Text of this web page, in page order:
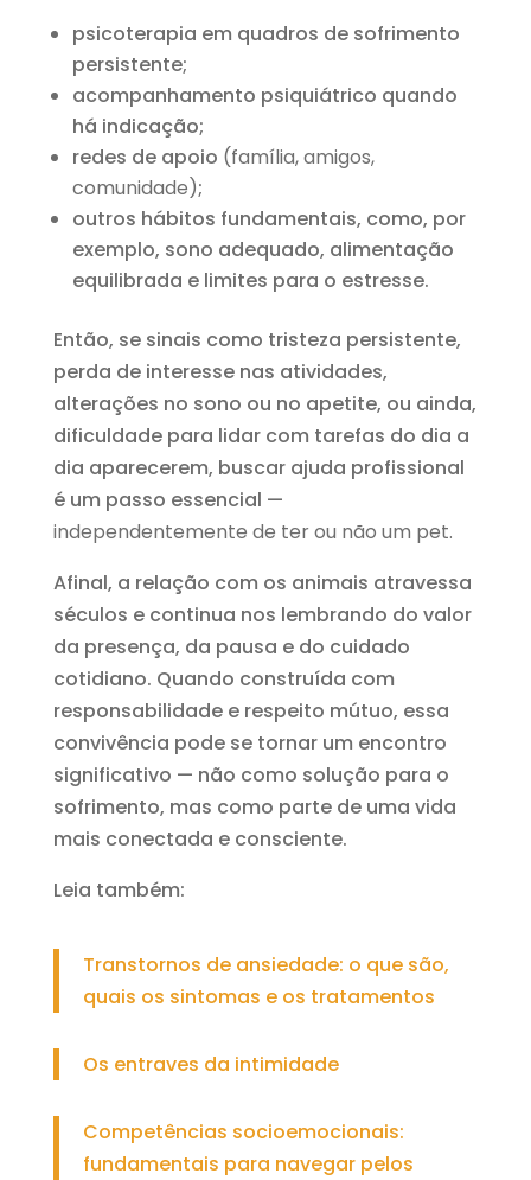
psicoterapia em quadros de sofrimento
persistente;
acompanhamento psiquiátrico quando
há indicação;
redes de apoio (família, amigos,
comunidade);
outros hábitos fundamentais, como, por
exemplo, sono adequado, alimentação
equilibrada e limites para o estresse.
Então, se sinais como tristeza persistente,
perda de interesse nas atividades,
alterações no sono ou no apetite, ou ainda,
dificuldade para lidar com tarefas do dia a
dia aparecerem, buscar ajuda profissional
é um passo essencial —
independentemente de ter ou não um pet.
Afinal, a relação com os animais atravessa
séculos e continua nos lembrando do valor
da presença, da pausa e do cuidado
cotidiano. Quando construída com
responsabilidade e respeito mútuo, essa
convivência pode se tornar um encontro
significativo — não como solução para o
sofrimento, mas como parte de uma vida
mais conectada e consciente.
Leia também:
Transtornos de ansiedade: o que são,
quais os sintomas e os tratamentos
Os entraves da intimidade
Competências socioemocionais:
fundamentais para navegar pelos